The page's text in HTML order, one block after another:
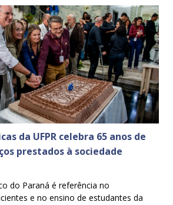
da UFPR celebra 65 anos de
prestados à sociedade
do Paraná é referência no
e no ensino de estudantes da